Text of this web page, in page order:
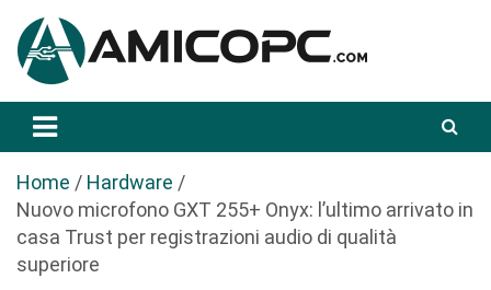
a
Amicopc.com
Home
Hardware
Nuovo microfono GXT 255+ Onyx: l’ultimo arrivato in
casa Trust per registrazioni audio di qualità
superiore